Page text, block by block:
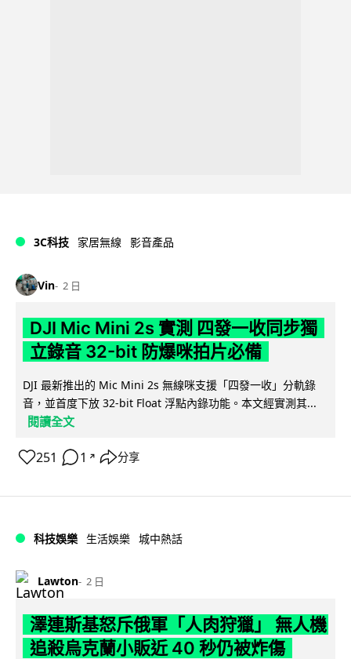
3C科技 家居無線 影音產品
Vin 2 日
DJI Mic Mini 2s 實測 四發一收同步獨
立錄音 32-bit 防爆咪拍片必備
DJI 最新推出的 Mic Mini 2s 無線咪支援「四發一收」分軌錄
音，並首度下放 32-bit Float 浮點內錄功能。本文經實測其...
閱讀全文
251 1 ↗ 分享
科技娛樂 生活娛樂 城中熱話
Lawton 2 日
澤連斯基怒斥俄軍「人肉狩獵」 無人機
追殺烏克蘭小販近 40 秒仍被炸傷